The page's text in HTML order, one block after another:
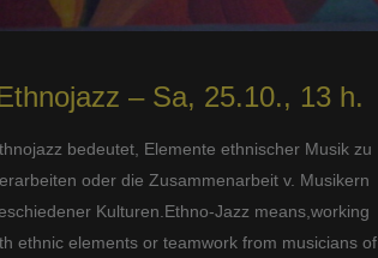
– Sa, 25.10., 13 h.
bedeutet, Elemente ethnischer Musik zu
oder die Zusammenarbeit v. Musikern
Kulturen.Ethno-Jazz means,working
ethnic elements or teamwork from musicians of